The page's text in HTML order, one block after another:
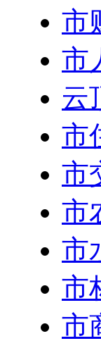
市
市
云
市
市
市
市
市
市